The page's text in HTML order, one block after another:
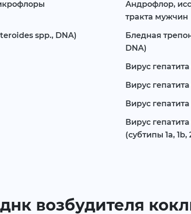
Андрофлор,
тракта мужчин
spp., DNA)
Бледная
DNA)
Вирус гепатита
Вирус гепатита
Вирус
Вирус
(субтипы 1a, 1b,
возбудителя